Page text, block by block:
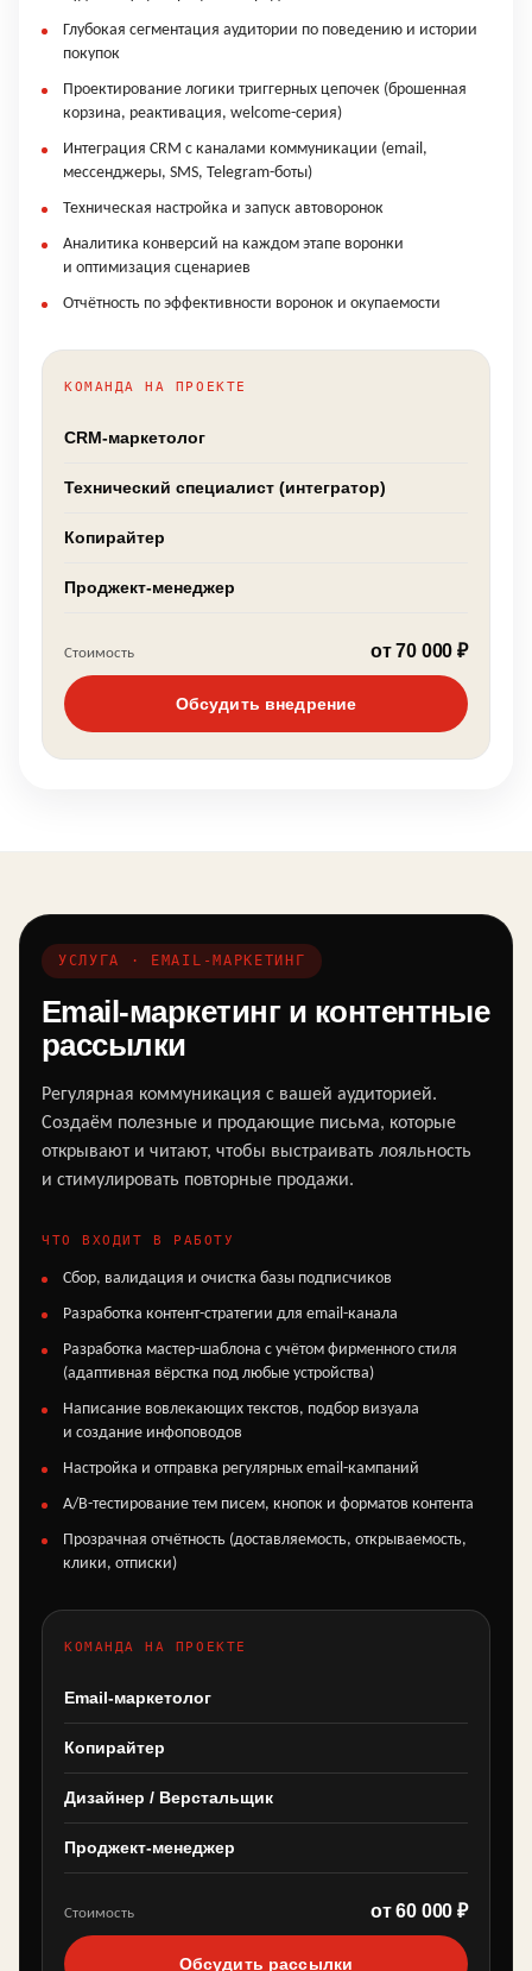
Глубокая сегментация аудитории по поведению и истории
покупок
Проектирование логики триггерных цепочек (брошенная
корзина, реактивация, welcome-серия)
Интеграция CRM с каналами коммуникации (email,
мессенджеры, SMS, Telegram-боты)
Техническая настройка и запуск автоворонок
Аналитика конверсий на каждом этапе воронки
и оптимизация сценариев
Отчётность по эффективности воронок и окупаемости
КОМАНДА НА ПРОЕКТЕ
CRM-маркетолог
Технический специалист (интегратор)
Копирайтер
Проджект-менеджер
Стоимость от 70 000 ₽
Обсудить внедрение
УСЛУГА · EMAIL-МАРКЕТИНГ
Email-маркетинг и контентные
рассылки
Регулярная коммуникация с вашей аудиторией.
Создаём полезные и продающие письма, которые
открывают и читают, чтобы выстраивать лояльность
и стимулировать повторные продажи.
ЧТО ВХОДИТ В РАБОТУ
Сбор, валидация и очистка базы подписчиков
Разработка контент-стратегии для email-канала
Разработка мастер-шаблона с учётом фирменного стиля
(адаптивная вёрстка под любые устройства)
Написание вовлекающих текстов, подбор визуала
и создание инфоповодов
Настройка и отправка регулярных email-кампаний
А/В-тестирование тем писем, кнопок и форматов контента
Прозрачная отчётность (доставляемость, открываемость,
клики, отписки)
КОМАНДА НА ПРОЕКТЕ
Email-маркетолог
Копирайтер
Дизайнер / Верстальщик
Проджект-менеджер
Стоимость от 60 000 ₽
Обсудить рассылки